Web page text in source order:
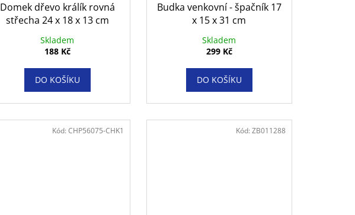
Domek dřevo králík rovná
střecha 24 x 18 x 13 cm
Skladem
188 Kč
DO KOŠÍKU
Budka venkovní - špačník 17
x 15 x 31 cm
Skladem
299 Kč
DO KOŠÍKU
Kód: CHP56075-CHK1 Kód: ZB011288